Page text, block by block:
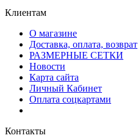
Клиентам
О магазине
Доставка, оплата, возврат
РАЗМЕРНЫЕ СЕТКИ
Новости
Карта сайта
Личный Кабинет
Оплата соцкартами
Контакты